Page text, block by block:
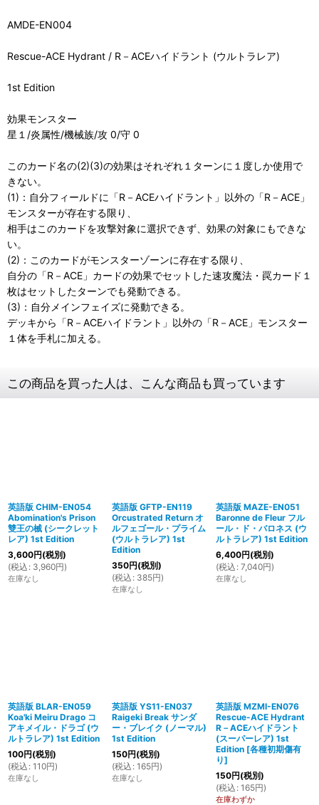
AMDE-EN004
Rescue-ACE Hydrant / R－ACEハイドラント (ウルトラレア)
1st Edition
効果モンスター
星１/炎属性/機械族/攻 0/守 0
このカード名の(2)(3)の効果はそれぞれ１ターンに１度しか使用で
きない。
(1)：自分フィールドに「R－ACEハイドラント」以外の「R－ACE」
モンスターが存在する限り、
相手はこのカードを攻撃対象に選択できず、効果の対象にもできな
い。
(2)：このカードがモンスターゾーンに存在する限り、
自分の「R－ACE」カードの効果でセットした速攻魔法・罠カード１
枚はセットしたターンでも発動できる。
(3)：自分メインフェイズに発動できる。
デッキから「R－ACEハイドラント」以外の「R－ACE」モンスター
１体を手札に加える。
この商品を買った人は、こんな商品も買っています
英語版 CHIM-EN054
Abomination's Prison
雙王の械 (シークレット
レア) 1st Edition
3,600円(税別)
(税込 : 3,960円)
在庫なし
英語版 GFTP-EN119
Orcustrated Return オ
ルフェゴール・プライム
(ウルトラレア) 1st
Edition
350円(税別)
(税込 : 385円)
在庫なし
英語版 MAZE-EN051
Baronne de Fleur フル
ール・ド・バロネス (ウ
ルトラレア) 1st Edition
6,400円(税別)
(税込 : 7,040円)
在庫なし
英語版 BLAR-EN059
Koa'ki Meiru Drago コ
アキメイル・ドラゴ (ウ
ルトラレア) 1st Edition
100円(税別)
(税込 : 110円)
在庫なし
英語版 YS11-EN037
Raigeki Break サンダ
ー・ブレイク (ノーマル)
1st Edition
150円(税別)
(税込 : 165円)
在庫なし
英語版 MZMI-EN076
Rescue-ACE Hydrant
R－ACEハイドラント
(スーパーレア) 1st
Edition [各種初期傷有
り]
150円(税別)
(税込 : 165円)
在庫わずか